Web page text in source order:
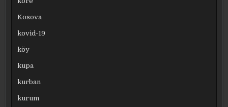
Kosova
kovid-19
köy
kupa
kurban
kurum